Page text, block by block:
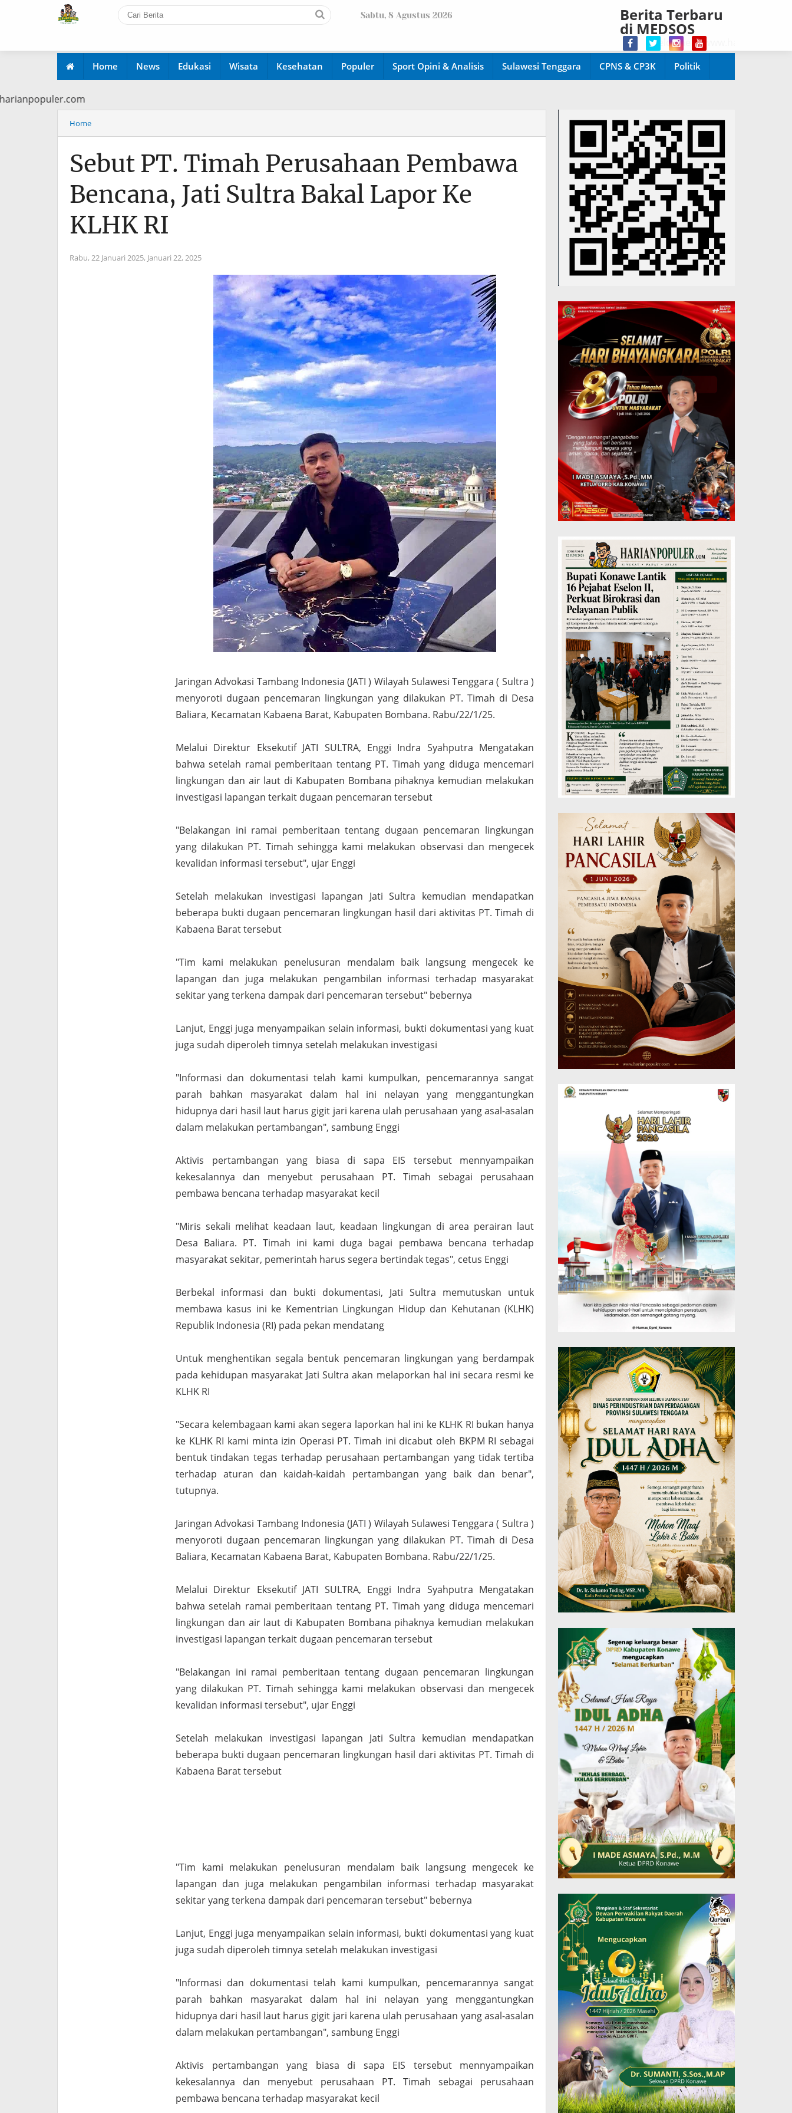
Sabtu, 8 Agustus 2026 Berita Terbaru
di MEDSOS
Welcome di
Home News Edukasi Wisata Kesehatan Populer Sport Opini & Analisis Sulawesi Tenggara CPNS & CP3K Politik
Home
Sebut PT. Timah Perusahaan Pembawa
Bencana, Jati Sultra Bakal Lapor Ke
KLHK RI
Rabu, 22 Januari 2025, Januari 22, 2025
Jaringan Advokasi Tambang Indonesia (JATI ) Wilayah Sulawesi Tenggara ( Sultra )
menyoroti dugaan pencemaran lingkungan yang dilakukan PT. Timah di Desa
Baliara, Kecamatan Kabaena Barat, Kabupaten Bombana. Rabu/22/1/25.
Melalui Direktur Eksekutif JATI SULTRA, Enggi Indra Syahputra Mengatakan
bahwa setelah ramai pemberitaan tentang PT. Timah yang diduga mencemari
lingkungan dan air laut di Kabupaten Bombana pihaknya kemudian melakukan
investigasi lapangan terkait dugaan pencemaran tersebut
"Belakangan ini ramai pemberitaan tentang dugaan pencemaran lingkungan
yang dilakukan PT. Timah sehingga kami melakukan observasi dan mengecek
kevalidan informasi tersebut", ujar Enggi
Setelah melakukan investigasi lapangan Jati Sultra kemudian mendapatkan
beberapa bukti dugaan pencemaran lingkungan hasil dari aktivitas PT. Timah di
Kabaena Barat tersebut
"Tim kami melakukan penelusuran mendalam baik langsung mengecek ke
lapangan dan juga melakukan pengambilan informasi terhadap masyarakat
sekitar yang terkena dampak dari pencemaran tersebut" bebernya
Lanjut, Enggi juga menyampaikan selain informasi, bukti dokumentasi yang kuat
juga sudah diperoleh timnya setelah melakukan investigasi
"Informasi dan dokumentasi telah kami kumpulkan, pencemarannya sangat
parah bahkan masyarakat dalam hal ini nelayan yang menggantungkan
hidupnya dari hasil laut harus gigit jari karena ulah perusahaan yang asal-asalan
dalam melakukan pertambangan", sambung Enggi
Aktivis pertambangan yang biasa di sapa EIS tersebut mennyampaikan
kekesalannya dan menyebut perusahaan PT. Timah sebagai perusahaan
pembawa bencana terhadap masyarakat kecil
"Miris sekali melihat keadaan laut, keadaan lingkungan di area perairan laut
Desa Baliara. PT. Timah ini kami duga bagai pembawa bencana terhadap
masyarakat sekitar, pemerintah harus segera bertindak tegas", cetus Enggi
Berbekal informasi dan bukti dokumentasi, Jati Sultra memutuskan untuk
membawa kasus ini ke Kementrian Lingkungan Hidup dan Kehutanan (KLHK)
Republik Indonesia (RI) pada pekan mendatang
Untuk menghentikan segala bentuk pencemaran lingkungan yang berdampak
pada kehidupan masyarakat Jati Sultra akan melaporkan hal ini secara resmi ke
KLHK RI
"Secara kelembagaan kami akan segera laporkan hal ini ke KLHK RI bukan hanya
ke KLHK RI kami minta izin Operasi PT. Timah ini dicabut oleh BKPM RI sebagai
bentuk tindakan tegas terhadap perusahaan pertambangan yang tidak tertiba
terhadap aturan dan kaidah-kaidah pertambangan yang baik dan benar",
tutupnya.
Jaringan Advokasi Tambang Indonesia (JATI ) Wilayah Sulawesi Tenggara ( Sultra )
menyoroti dugaan pencemaran lingkungan yang dilakukan PT. Timah di Desa
Baliara, Kecamatan Kabaena Barat, Kabupaten Bombana. Rabu/22/1/25.
Melalui Direktur Eksekutif JATI SULTRA, Enggi Indra Syahputra Mengatakan
bahwa setelah ramai pemberitaan tentang PT. Timah yang diduga mencemari
lingkungan dan air laut di Kabupaten Bombana pihaknya kemudian melakukan
investigasi lapangan terkait dugaan pencemaran tersebut
"Belakangan ini ramai pemberitaan tentang dugaan pencemaran lingkungan
yang dilakukan PT. Timah sehingga kami melakukan observasi dan mengecek
kevalidan informasi tersebut", ujar Enggi
Setelah melakukan investigasi lapangan Jati Sultra kemudian mendapatkan
beberapa bukti dugaan pencemaran lingkungan hasil dari aktivitas PT. Timah di
Kabaena Barat tersebut
"Tim kami melakukan penelusuran mendalam baik langsung mengecek ke
lapangan dan juga melakukan pengambilan informasi terhadap masyarakat
sekitar yang terkena dampak dari pencemaran tersebut" bebernya
Lanjut, Enggi juga menyampaikan selain informasi, bukti dokumentasi yang kuat
juga sudah diperoleh timnya setelah melakukan investigasi
"Informasi dan dokumentasi telah kami kumpulkan, pencemarannya sangat
parah bahkan masyarakat dalam hal ini nelayan yang menggantungkan
hidupnya dari hasil laut harus gigit jari karena ulah perusahaan yang asal-asalan
dalam melakukan pertambangan", sambung Enggi
Aktivis pertambangan yang biasa di sapa EIS tersebut mennyampaikan
kekesalannya dan menyebut perusahaan PT. Timah sebagai perusahaan
pembawa bencana terhadap masyarakat kecil